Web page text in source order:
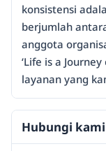
konsistensi
berjumlah
anggota
‘Life is a
layanan yang
Hubungi kami